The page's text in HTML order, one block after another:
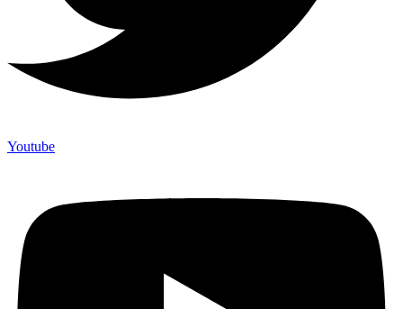
Youtube